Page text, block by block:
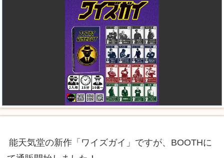
能天気堂の新作「ワイズガイ」ですが、BOOTHに